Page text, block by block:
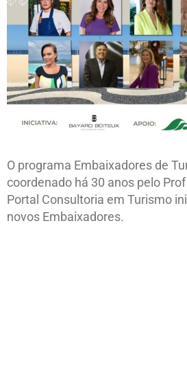
O programa Embaixadores de
coordenado há 30 anos pelo
Portal Consultoria em Turismo
novos Embaixadores.